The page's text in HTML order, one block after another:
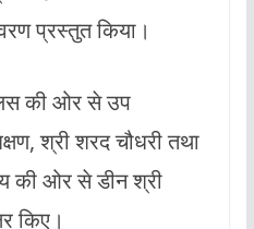
प्रस्तुत किया।
की ओर से उप
श्री शरद चौधरी तथा
की ओर से डीन श्री
किए।